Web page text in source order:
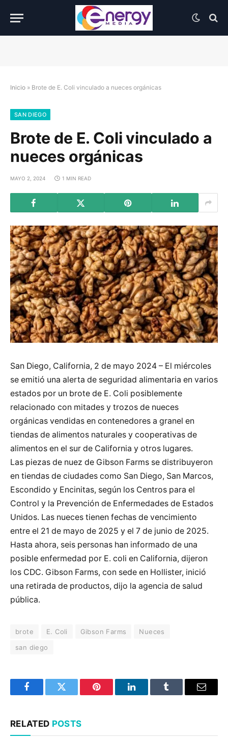
Inicio » Brote de E. Coli vinculado a nueces orgánicas
SAN DIEGO
Brote de E. Coli vinculado a
nueces orgánicas
MAYO 2, 2024 1 MIN READ
San Diego, California, 2 de mayo 2024 – El miércoles
se emitió una alerta de seguridad alimentaria en varios
estados por un brote de E. Coli posiblemente
relacionado con mitades y trozos de nueces
orgánicas vendidas en contenedores a granel en
tiendas de alimentos naturales y cooperativas de
alimentos en el sur de California y otros lugares.
Las piezas de nuez de Gibson Farms se distribuyeron
en tiendas de ciudades como San Diego, San Marcos,
Escondido y Encinitas, según los Centros para el
Control y la Prevención de Enfermedades de Estados
Unidos. Las nueces tienen fechas de vencimiento
entre el 21 de mayo de 2025 y el 7 de junio de 2025.
Hasta ahora, seis personas han informado de una
posible enfermedad por E. coli en California, dijeron
los CDC. Gibson Farms, con sede en Hollister, inició
una retirada de productos, dijo la agencia de salud
pública.
brote E. Coli Gibson Farms
Nueces
san diego
FacebookTwitter Pinterest LinkedInTumblr Email
RELATED POSTS